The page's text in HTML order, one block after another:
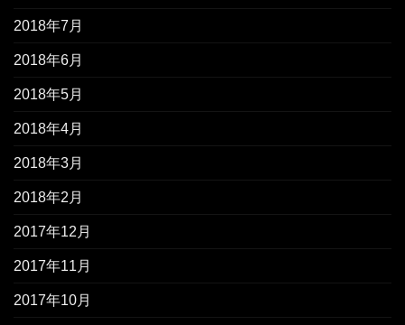
2018年7月
2018年6月
2018年5月
2018年4月
2018年3月
2018年2月
2017年12月
2017年11月
2017年10月